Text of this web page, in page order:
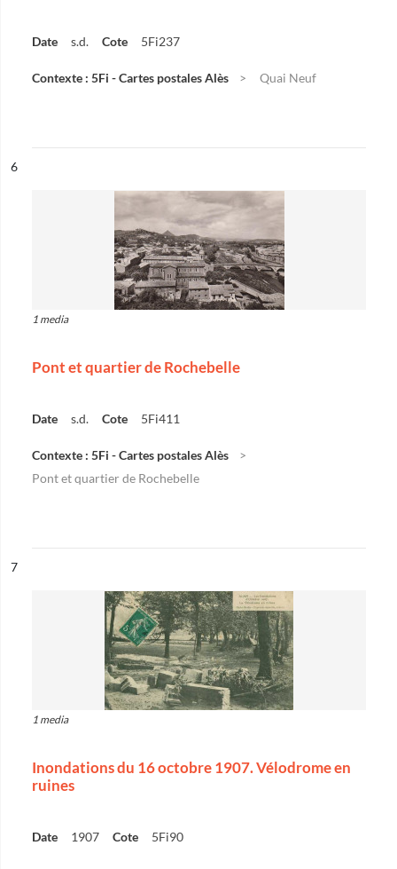
Date s.d. Cote 5Fi237
Contexte : 5Fi - Cartes postales Alès Quai Neuf
n°
6
1 media
Pont et quartier de Rochebelle
Date s.d. Cote 5Fi411
Contexte : 5Fi - Cartes postales Alès
Pont et quartier de Rochebelle
n°
7
1 media
Inondations du 16 octobre 1907. Vélodrome en
ruines
Date 1907 Cote 5Fi90